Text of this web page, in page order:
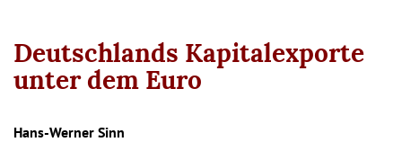
Deutschlands Kapitalexporte
unter dem Euro
Hans-Werner Sinn